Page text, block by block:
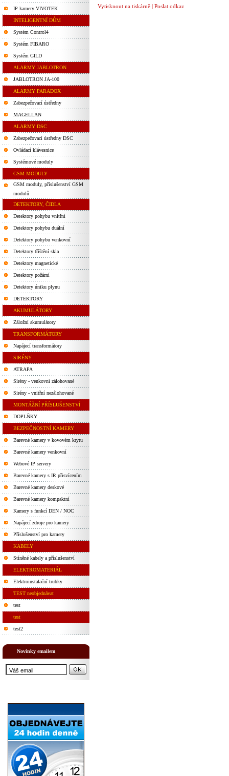
IP kamery VIVOTEK
INTELIGENTNÍ DŮM
Systém Control4
Systém FIBARO
Systém GILD
ALARMY JABLOTRON
JABLOTRON JA-100
ALARMY PARADOX
Zabezpečovací ústředny
MAGELLAN
ALARMY DSC
Zabezpečovací ústředny DSC
Ovládací klávesnice
Systémové moduly
GSM MODULY
GSM moduly, příslušenství GSM
modulů
DETEKTORY, ČIDLA
Detektory pohybu vnitřní
Detektory pohybu duální
Detektory pohybu venkovní
Detektory tříštění skla
Detektory magnetické
Detektory požární
Detektory úniku plynu
DETEKTORY
AKUMULÁTORY
Záložní akumulátory
TRANSFORMÁTORY
Napájecí transformátory
SIRÉNY
ATRAPA
Sirény - venkovní zálohované
Sirény - vnitřní nezálohované
MONTÁŽNÍ PŘÍSLUŠENSTVÍ
DOPLŇKY
BEZPEČNOSTNÍ KAMERY
Barevné kamery v kovovém krytu
Barevné kamery venkovní
Webové IP servery
Barevné kamery s IR přisvícením
Barevné kamery deskové
Barevné kamery kompaktní
Kamery s funkcí DEN / NOC
Napájecí zdroje pro kamery
Příslušenství pro kamery
KABELY
Stíněné kabely a příslušenství
ELEKTROMATERIÁL
Elektroinstalační trubky
TEST neobjednávat
test
test
test2
Novinky emailem
Vytisknout na tiskárně | Poslat odkaz